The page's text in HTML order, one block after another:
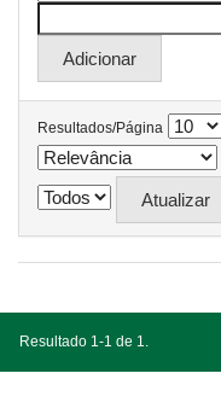
Resultados/Página
Resultado 1-1 de 1.